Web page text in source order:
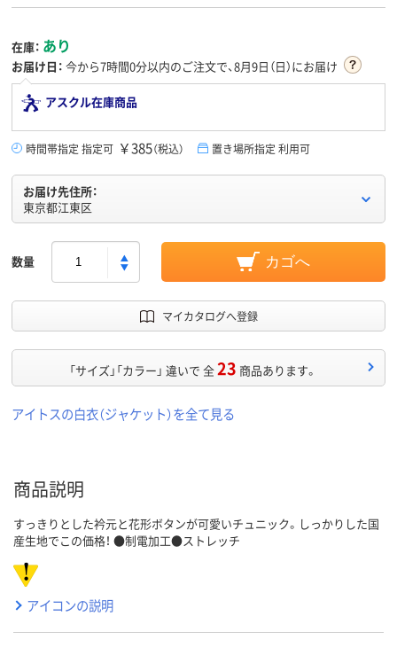
在庫： あり
お届け日： 今から7時間0分以内のご注文で、8月9日（日）にお届け
アスクル在庫商品
時間帯指定 指定可 ￥385（税込） 置き場所指定 利用可
お届け先住所：
東京都江東区
数量 カゴへ
マイカタログへ登録
「サイズ」「カラー」 違いで 全23 商品あります。
アイトスの白衣（ジャケット）を全て見る
商品説明
すっきりとした衿元と花形ボタンが可愛いチュニック。しっかりした国
産生地でこの価格！ ●制電加工●ストレッチ
アイコンの説明